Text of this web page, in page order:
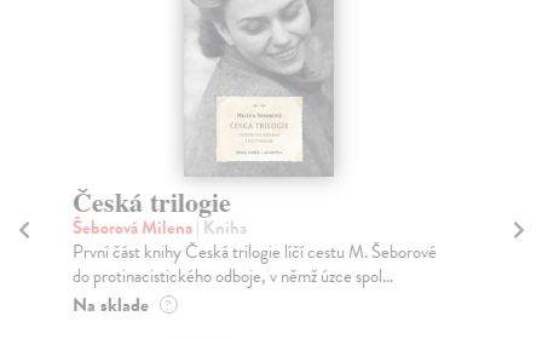
Česká trilogie
Šeborová Milena| Kniha
První část knihy Česká trilogie líčí cestu M. Šeborové
do protinacistického odboje, v němž úzce spol...
Na sklade ?